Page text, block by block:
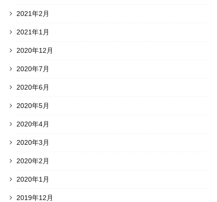
2021年2月
2021年1月
2020年12月
2020年7月
2020年6月
2020年5月
2020年4月
2020年3月
2020年2月
2020年1月
2019年12月